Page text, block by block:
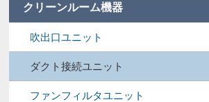
クリーンルーム機器
吹出口ユニット
ダクト接続ユニット
ファンフィルタユニット